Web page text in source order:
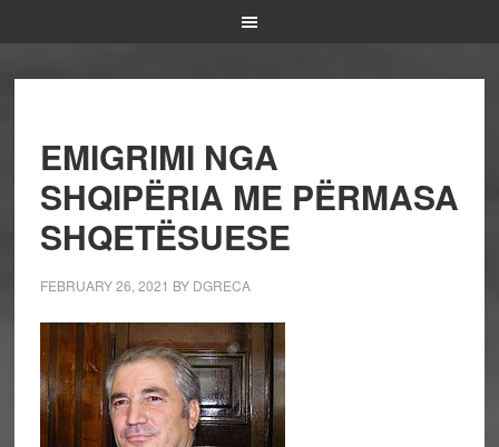
EMIGRIMI NGA
SHQIPËRIA ME PËRMASA
SHQETËSUESE
FEBRUARY 26, 2021 BY DGRECA